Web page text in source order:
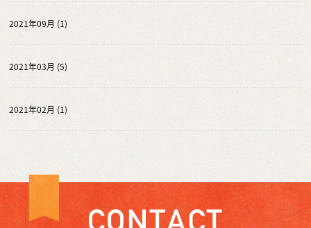
2021年09月 (1)
2021年03月 (5)
2021年02月 (1)